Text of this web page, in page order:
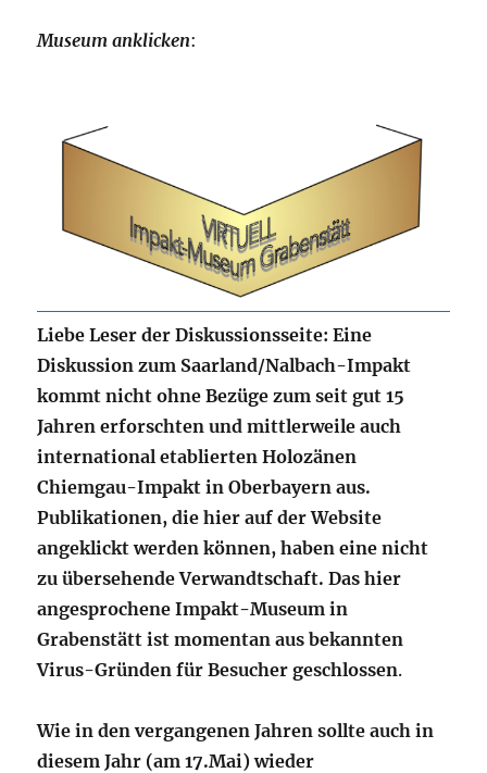
Museum anklicken:
Liebe Leser der Diskussionsseite: Eine
Diskussion zum Saarland/Nalbach-Impakt
kommt nicht ohne Bezüge zum seit gut 15
Jahren erforschten und mittlerweile auch
international etablierten Holozänen
Chiemgau-Impakt in Oberbayern aus.
Publikationen, die hier auf der Website
angeklickt werden können, haben eine nicht
zu übersehende Verwandtschaft. Das hier
angesprochene Impakt-Museum in
Grabenstätt ist momentan aus bekannten
Virus-Gründen für Besucher geschlossen.
Wie in den vergangenen Jahren sollte auch in
diesem Jahr (am 17.Mai) wieder